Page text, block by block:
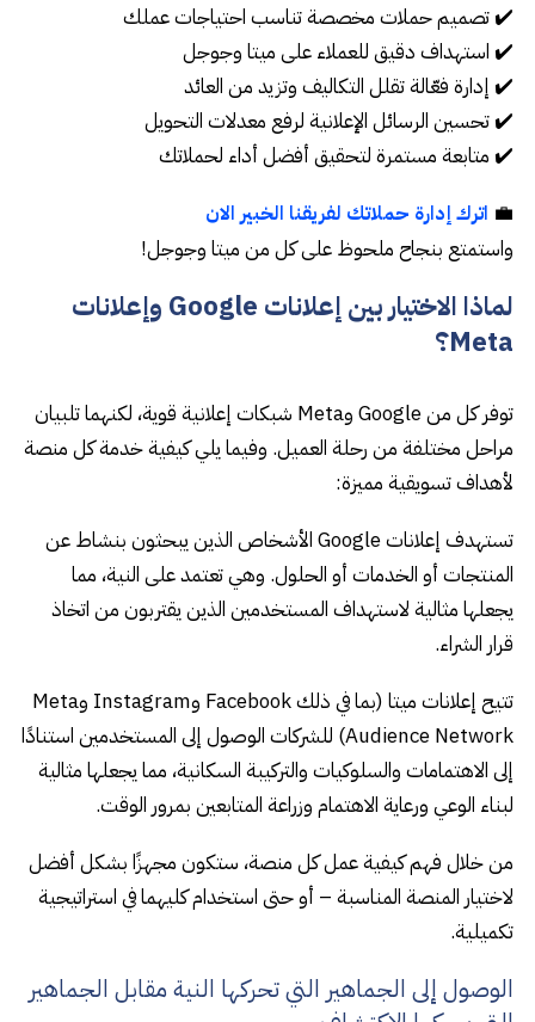
✔️ تصميم حملات مخصصة تناسب احتياجات عملك
✔️ استهداف دقيق للعملاء على ميتا وجوجل
✔️ إدارة فعّالة تقلل التكاليف وتزيد من العائد
✔️ تحسين الرسائل الإعلانية لرفع معدلات التحويل
✔️ متابعة مستمرة لتحقيق أفضل أداء لحملاتك
💼 اترك إدارة حملاتك لفريقنا الخبير الان
واستمتع بنجاح ملحوظ على كل من ميتا وجوجل!
لماذا الاختيار بين إعلانات Google وإعلانات
Meta؟
توفر كل من Google وMeta شبكات إعلانية قوية، لكنهما تلبيان
مراحل مختلفة من رحلة العميل. وفيما يلي كيفية خدمة كل منصة
لأهداف تسويقية مميزة:
تستهدف إعلانات Google الأشخاص الذين يبحثون بنشاط عن
المنتجات أو الخدمات أو الحلول. وهي تعتمد على النية، مما
يجعلها مثالية لاستهداف المستخدمين الذين يقتربون من اتخاذ
قرار الشراء.
تتيح إعلانات ميتا (بما في ذلك Facebook وInstagram وMeta
Audience Network) للشركات الوصول إلى المستخدمين استنادًا
إلى الاهتمامات والسلوكيات والتركيبة السكانية، مما يجعلها مثالية
لبناء الوعي ورعاية الاهتمام وزراعة المتابعين بمرور الوقت.
من خلال فهم كيفية عمل كل منصة، ستكون مجهزًا بشكل أفضل
لاختيار المنصة المناسبة – أو حتى استخدام كليهما في استراتيجية
تكميلية.
الوصول إلى الجماهير التي تحركها النية مقابل الجماهير